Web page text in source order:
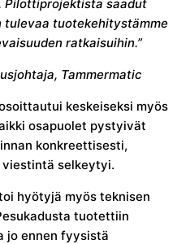
saadut
tuotekehitystämme
ratkaisuihin.”
Tammermatic
keskeiseksi myös
osapuolet pystyivät
konkreettisesti,
selkeytyi.
hyötyjä myös teknisen
tuotettiin
jo ennen fyysistä